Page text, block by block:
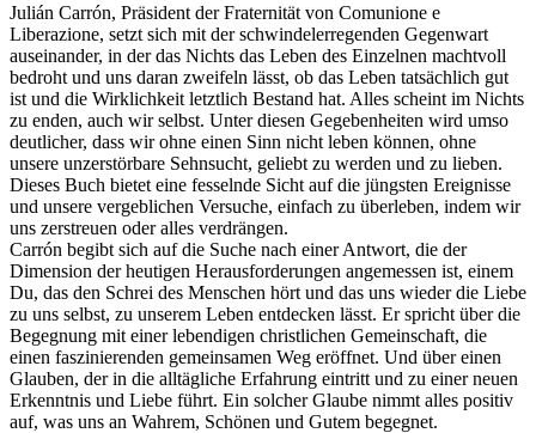
Julián Carrón, Präsident der Fraternität von Comunione e
Liberazione, setzt sich mit der schwindelerregenden Gegenwart
auseinander, in der das Nichts das Leben des Einzelnen machtvoll
bedroht und uns daran zweifeln lässt, ob das Leben tatsächlich gut
ist und die Wirklichkeit letztlich Bestand hat. Alles scheint im Nichts
zu enden, auch wir selbst. Unter diesen Gegebenheiten wird umso
deutlicher, dass wir ohne einen Sinn nicht leben können, ohne
unsere unzerstörbare Sehnsucht, geliebt zu werden und zu lieben.
Dieses Buch bietet eine fesselnde Sicht auf die jüngsten Ereignisse
und unsere vergeblichen Versuche, einfach zu überleben, indem wir
uns zerstreuen oder alles verdrängen.
Carrón begibt sich auf die Suche nach einer Antwort, die der
Dimension der heutigen Herausforderungen angemessen ist, einem
Du, das den Schrei des Menschen hört und das uns wieder die Liebe
zu uns selbst, zu unserem Leben entdecken lässt. Er spricht über die
Begegnung mit einer lebendigen christlichen Gemeinschaft, die
einen faszinierenden gemeinsamen Weg eröffnet. Und über einen
Glauben, der in die alltägliche Erfahrung eintritt und zu einer neuen
Erkenntnis und Liebe führt. Ein solcher Glaube nimmt alles positiv
auf, was uns an Wahrem, Schönen und Gutem begegnet.